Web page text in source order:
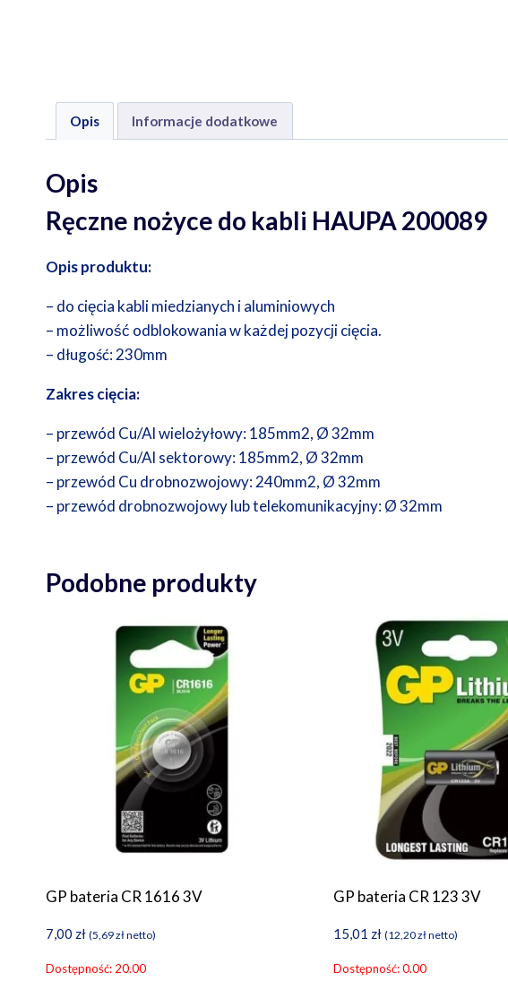
Opis Informacje dodatkowe
Opis
Ręczne nożyce do kabli HAUPA 200089
Opis produktu:
– do cięcia kabli miedzianych i aluminiowych
– możliwość odblokowania w każdej pozycji cięcia.
– długość: 230mm
Zakres cięcia:
– przewód Cu/Al wielożyłowy: 185mm2, Ø 32mm
– przewód Cu/Al sektorowy: 185mm2, Ø 32mm
– przewód Cu drobnozwojowy: 240mm2, Ø 32mm
– przewód drobnozwojowy lub telekomunikacyjny: Ø 32mm
Podobne produkty
GP bateria CR 1616 3V
7,00 zł (5,69złnetto)
Dostępność: 20.00
GP bateria CR 123 3V
15,01 zł (12,20złnetto)
Dostępność: 0.00